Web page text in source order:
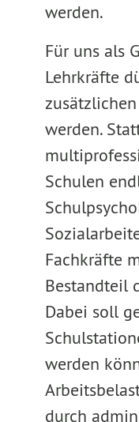
werden.
Für uns als
Lehrkräfte
werden.
Schulen
Fachkräfte
Bestandteil
Dabei soll
werden
durch